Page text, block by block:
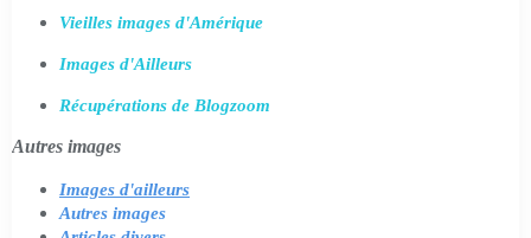
Vieilles images d'Amérique
Images d'Ailleurs
Récupérations de Blogzoom
Autres images
Images d'ailleurs
Autres images